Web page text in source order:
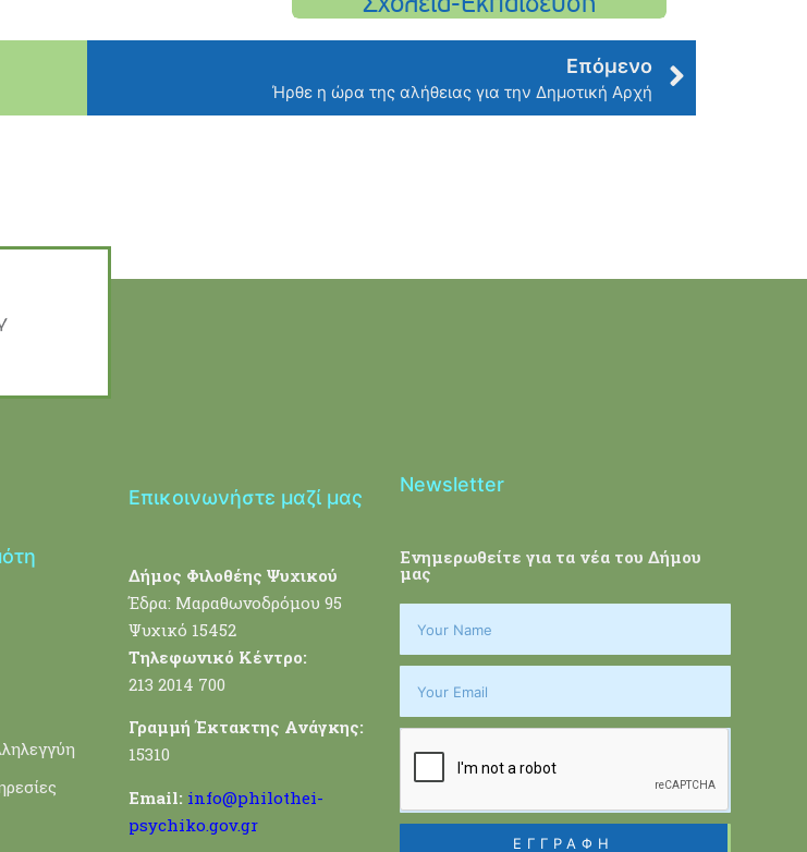
Επόμενο
Ήρθε η ώρα της αλήθειας για την Δημοτική Αρχή
Επικοινωνήστε μαζί μας
Δήμος Φιλοθέης Ψυχικού
Έδρα: Μαραθωνοδρόμου 95
Ψυχικό 15452
Τηλεφωνικό Κέντρο:
213 2014 700
Γραμμή Έκτακτης Ανάγκης:
15310
Email: info@philothei-
psychiko.gov.gr
Newsletter
Ενημερωθείτε για τα νέα του Δήμου
μας
ΕΓΓΡΑΦΗ